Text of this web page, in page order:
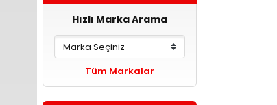
Hızlı Marka Arama
Tüm Markalar